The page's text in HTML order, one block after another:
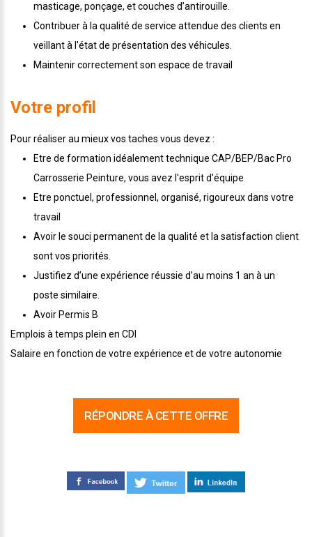
masticage, ponçage, et couches d’antirouille.
Contribuer à la qualité de service attendue des clients en
veillant à l'état de présentation des véhicules.
Maintenir correctement son espace de travail
Votre profil
Pour réaliser au mieux vos taches vous devez :
Etre de formation idéalement technique CAP/BEP/Bac Pro
Carrosserie Peinture, vous avez l'esprit d'équipe
Etre ponctuel, professionnel, organisé, rigoureux dans votre
travail
Avoir le souci permanent de la qualité et la satisfaction client
sont vos priorités.
Justifiez d’une expérience réussie d’au moins 1 an à un
poste similaire.
Avoir Permis B
Emplois à temps plein en CDI
Salaire en fonction de votre expérience et de votre autonomie
RÉPONDRE À CETTE OFFRE